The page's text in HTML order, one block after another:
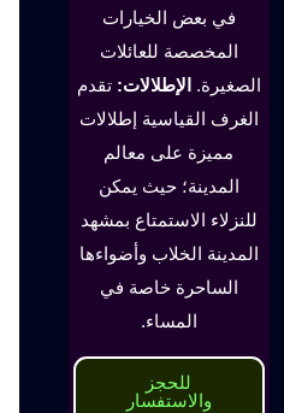
في بعض الخيارات
المخصصة للعائلات
الصغيرة. الإطلالات: تقدم
الغرف القياسية إطلالات
مميزة على معالم
المدينة؛ حيث يمكن
للنزلاء الاستمتاع بمشهد
المدينة الخلاب وأضواءها
الساحرة خاصة في
المساء.
للحجز
والاستفسار